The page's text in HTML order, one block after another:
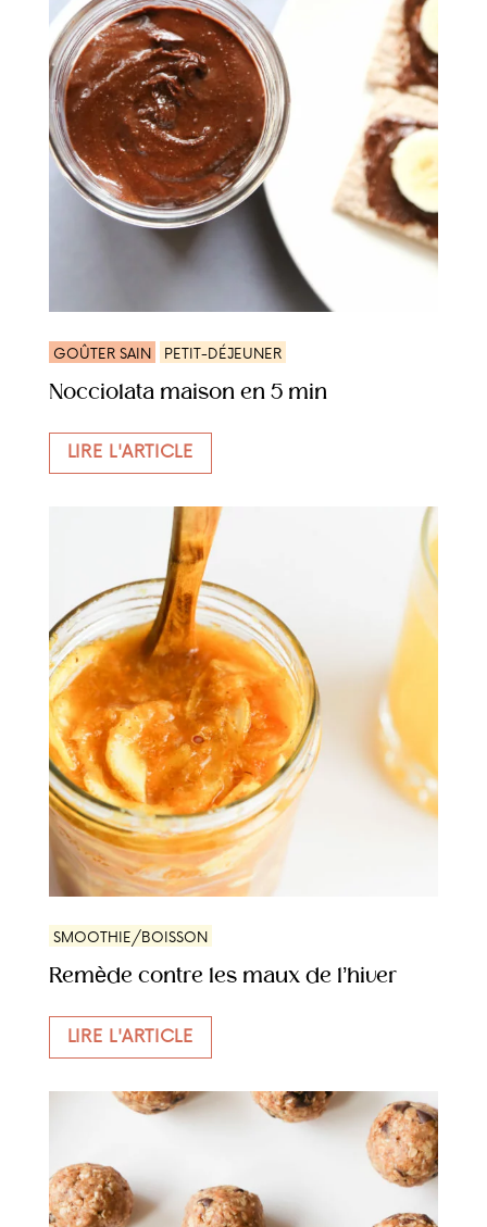
GOÛTER SAIN PETIT-DÉJEUNER
Nocciolata maison en 5 min
LIRE L'ARTICLE
SMOOTHIE/BOISSON
Remède contre les maux de l’hiver
LIRE L'ARTICLE